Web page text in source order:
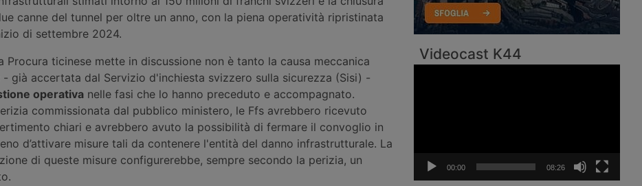
canne del tunnel per oltre un anno, con la piena operatività ripristinata
di settembre 2024.
Procura ticinese mette in discussione non è tanto la causa meccanica
già accertata dal Servizio d'inchiesta svizzero sulla sicurezza (Sisi) -
operativa nelle fasi che lo hanno preceduto e accompagnato.
commissionata dal pubblico ministero, le Ffs avrebbero ricevuto
chiari e avrebbero avuto la possibilità di fermare il convoglio in
d’attivare misure tali da contenere l'entità del danno infrastrutturale. La
di queste misure configurerebbe, sempre secondo la perizia, un
Videocast K44
00:00 08:26